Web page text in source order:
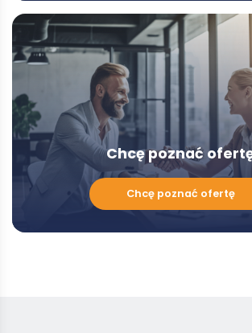
-
Modal
Chcę poznać
Chcę
Chcę poznać ofertę